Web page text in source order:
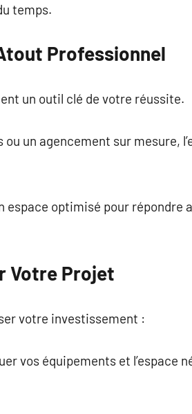
temps.
Professionnel
un outil clé de votre réussite.
un agencement sur mesure,
optimisé pour répondre
Votre Projet
votre investissement :
vos équipements et l’espace